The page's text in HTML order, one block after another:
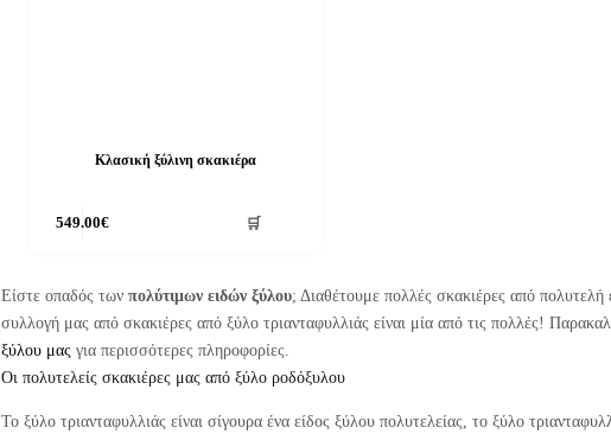
Κλασική ξύλινη σκακιέρα
549.00€ 🛒
Είστε οπαδός τωνπολύτιμων ειδών ξύλου; Διαθέτουμε πολλές σκακιέρες από
συλλογή μας από σκακιέρες από ξύλο τριανταφυλλιάς είναι μία από τις πολλές!
ξύλου μας για περισσότερες πληροφορίες.
Οι πολυτελείς σκακιέρες μας από ξύλο ροδόξυλου
Το ξύλο τριανταφυλλιάς είναι σίγουρα ένα είδος ξύλου πολυτελείας, το ξύλο